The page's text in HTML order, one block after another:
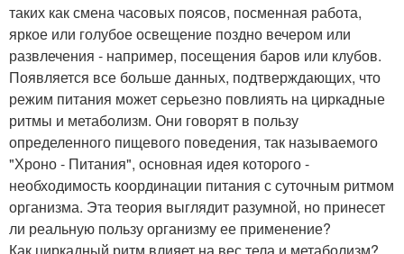
таких как смена часовых поясов, посменная работа,
яркое или голубое освещение поздно вечером или
развлечения - например, посещения баров или клубов.
Появляется все больше данных, подтверждающих, что
режим питания может серьезно повлиять на циркадные
ритмы и метаболизм. Они говорят в пользу
определенного пищевого поведения, так называемого
"Хроно - Питания", основная идея которого -
необходимость координации питания с суточным ритмом
организма. Эта теория выглядит разумной, но принесет
ли реальную пользу организму ее применение?
Как циркадный ритм влияет на вес тела и метаболизм?